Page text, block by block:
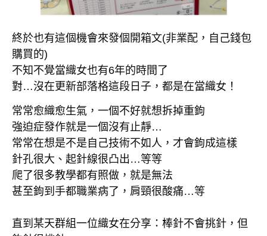
終於也有這個機會來發個開箱文(非業配，自己錢包
購買的)
不知不覺當織女也有6年的時間了
對…沒在更新部落格這段日子，都是在當織女！
常常愈織愈生氣，一個不好就想拆掉重鉤
強迫症發作就是一個沒有止靜…
常常在想是不是自己技術不如人，才會鉤成這樣
針孔很大、起針線很凸出…等等
爬了很多教學都有照做，就是無法
甚至鉤到手都職業病了，肩頸很酸痛…等
直到某天群組一位織女在分享：棒針不會挑針，但